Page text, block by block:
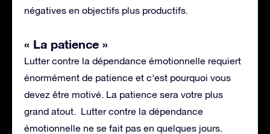
négatives en objectifs plus productifs.
« La patience »
Lutter contre la dépendance émotionnelle requiert
énormément de patience et c’est pourquoi vous
devez être motivé. La patience sera votre plus
grand atout. Lutter contre la dépendance
émotionnelle ne se fait pas en quelques jours.